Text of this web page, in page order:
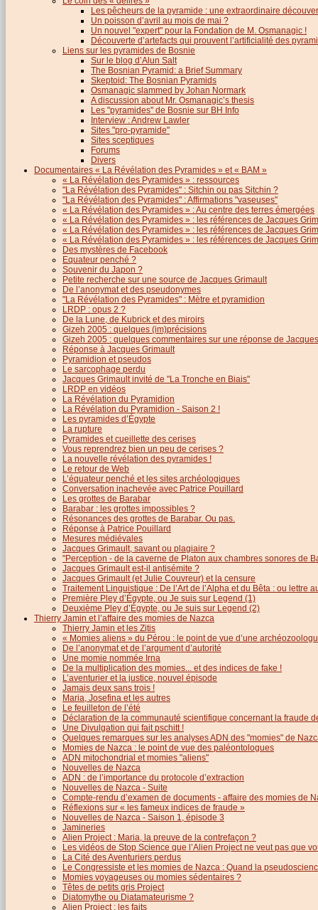
Les pêcheurs de la pyramide : une extraordinaire
Un poisson d’avril au mois de mai ?
Un nouvel "expert" pour la Fondation de M. Osmanagic !
Découverte d’artefacts qui prouvent l’artificialité des
Liens sur les pyramides de Bosnie
Sur le blog d’Alun Salt
The Bosnian Pyramid: a Brief Summary
Skeptoid: The Bosnian Pyramids
Osmanagic slammed by Johan Normark
A discussion about Mr. Osmanagic’s thesis
Les "pyramides" de Bosnie sur BH Info
Interview : Andrew Lawler
Sites "pro-pyramide"
Sites sceptiques
Forums
Divers
Documentaires « La Révélation des Pyramides » et « BAM »
« La Révélation des Pyramides » : ressources
"La Révélation des Pyramides" : Sitchin ou pas Sitchin ?
"La Révélation des Pyramides" : Affirmations "vaseuses"
« La Révélation des Pyramides » : Au centre des terres émergées
« La Révélation des Pyramides » : les références de Jacques
« La Révélation des Pyramides » : les références de Jacques
« La Révélation des Pyramides » : les références de Jacques
Des mystères de Facebook
Equateur penché ?
Souvenir du Japon ?
Petite recherche sur une source de Jacques Grimault
De l’anonymat et des pseudonymes
"La Révélation des Pyramides" : Mètre et pyramidion
LRDP : opus 2 ?
De la Lune, de Kubrick et des miroirs
Gizeh 2005 : quelques (im)précisions
Gizeh 2005 : quelques commentaires sur une réponse de
Réponse à Jacques Grimault
Pyramidion et pseudos
Le sarcophage perdu
Jacques Grimault invité de "La Tronche en Biais"
LRDP en vidéos
La Révélation du Pyramidion
La Révélation du Pyramidion - Saison 2 !
Les pyramides d’Égypte
La rupture
Pyramides et cueillette des cerises
Vous reprendrez bien un peu de cerises ?
La nouvelle révélation des pyramides !
Le retour de Web
L’équateur penché et les sites archéologiques
Conversation inachevée avec Patrice Pouillard
Les grottes de Barabar
Barabar : les grottes impossibles ?
Résonances des grottes de Barabar. Ou pas.
Réponse à Patrice Pouillard
Mesures médiévales
Jacques Grimault, savant ou plagiaire ?
"Perception - de la caverne de Platon aux chambres sonores de
Jacques Grimault est-il antisémite ?
Jacques Grimault (et Julie Couvreur) et la censure
Traitement Linguistique : De l’Art de l’Alpha et du Bêta : ou lettre
Première Pley d’Égypte, ou Je suis sur Legend (1)
Deuxième Pley d’Égypte, ou Je suis sur Legend (2)
Thierry Jamin et l’affaire des momies de Nazca
Thierry Jamin et les Zitis
« Momies aliens » du Pérou : le point de vue d’une
De l’anonymat et de l’argument d’autorité
Une momie nommée Irna
De la multiplication des momies... et des indices de fake !
L’aventurier et la justice, nouvel épisode
Jamais deux sans trois !
Maria, Josefina et les autres
Le feuilleton de l’été
Déclaration de la communauté scientifique concernant la fraude
Une Divulgation qui fait pschitt !
Quelques remarques sur les analyses ADN des "momies" de
Momies de Nazca : le point de vue des paléontologues
ADN mitochondrial et momies "aliens"
Nouvelles de Nazca
ADN : de l’importance du protocole d’extraction
Nouvelles de Nazca - Suite
Compte-rendu d’examen de documents - affaire des momies de
Réflexions sur « les fameux indices de fraude »
Nouvelles de Nazca - Saison 1, épisode 3
Jamineries
Alien Project : Maria, la preuve de la contrefaçon ?
Les vidéos de Stop Science que l’Alien Project ne veut pas que
La Cité des Aventuriers perdus
Le Congressiste et les momies de Nazca : Quand la
Momies voyageuses ou momies sédentaires ?
Têtes de petits gris Project
Diatomythe ou Diatamateurisme ?
Alien Project : les faits